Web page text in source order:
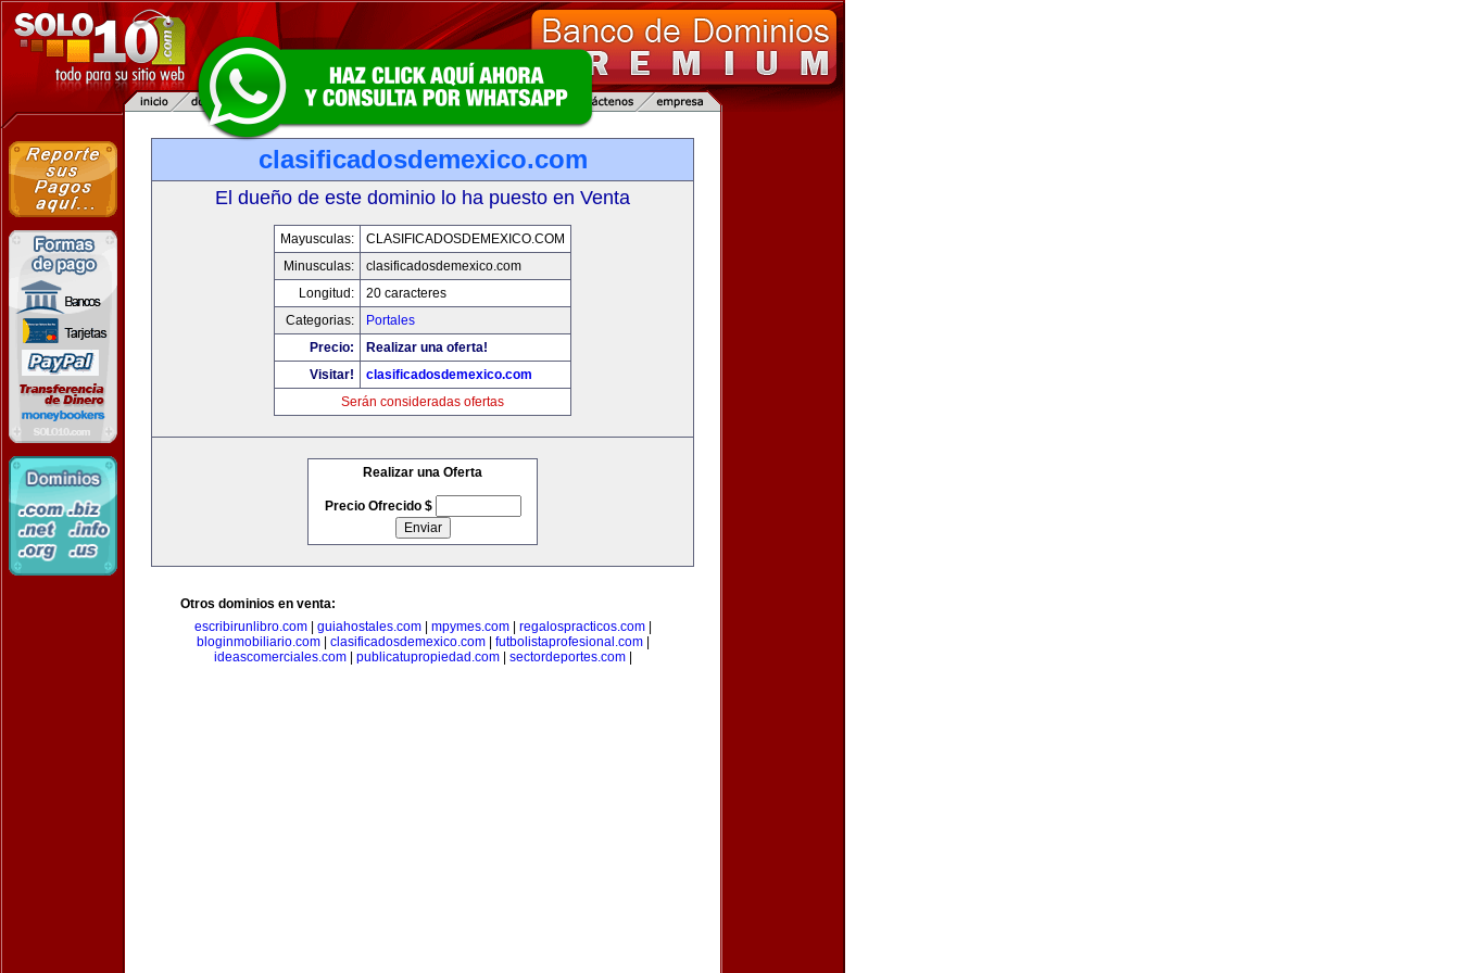
clasificadosdemexico.com
El dueño de este dominio lo ha puesto en Venta
Mayusculas:
CLASIFICADOSDEMEXICO.COM
Minusculas:
clasificadosdemexico.com
Longitud:
20 caracteres
Categorias:
Portales
Precio:
Realizar una oferta!
Visitar!
clasificadosdemexico.com
Serán consideradas ofertas
Realizar una Oferta
Precio Ofrecido $
Otros dominios en venta:
escribirunlibro.com| guiahostales.com| mpymes.com| regalospracticos.com|
bloginmobiliario.com| clasificadosdemexico.com| futbolistaprofesional.com|
ideascomerciales.com| publicatupropiedad.com| sectordeportes.com|